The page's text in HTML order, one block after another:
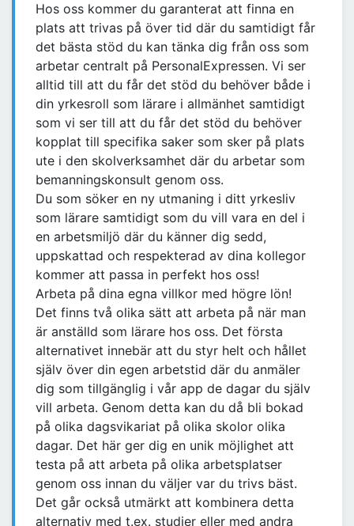
Hos oss kommer du garanterat att finna en
plats att trivas på över tid där du samtidigt får
det bästa stöd du kan tänka dig från oss som
arbetar centralt på PersonalExpressen. Vi ser
alltid till att du får det stöd du behöver både i
din yrkesroll som lärare i allmänhet samtidigt
som vi ser till att du får det stöd du behöver
kopplat till specifika saker som sker på plats
ute i den skolverksamhet där du arbetar som
bemanningskonsult genom oss.
Du som söker en ny utmaning i ditt yrkesliv
som lärare samtidigt som du vill vara en del i
en arbetsmiljö där du känner dig sedd,
uppskattad och respekterad av dina kollegor
kommer att passa in perfekt hos oss!
Arbeta på dina egna villkor med högre lön!
Det finns två olika sätt att arbeta på när man
är anställd som lärare hos oss. Det första
alternativet innebär att du styr helt och hållet
själv över din egen arbetstid där du anmäler
dig som tillgänglig i vår app de dagar du själv
vill arbeta. Genom detta kan du då bli bokad
på olika dagsvikariat på olika skolor olika
dagar. Det här ger dig en unik möjlighet att
testa på att arbeta på olika arbetsplatser
genom oss innan du väljer var du trivs bäst.
Det går också utmärkt att kombinera detta
alternativ med t.ex. studier eller med andra